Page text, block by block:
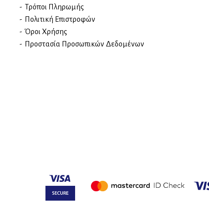
Τρόποι Πληρωμής
Πολιτική Επιστροφών
Όροι Χρήσης
Προστασία Προσωπικών Δεδομένων